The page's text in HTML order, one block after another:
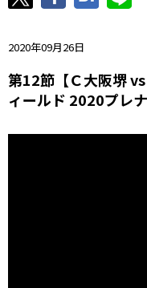
2020年09月26日
第12節【Ｃ大阪堺
ィールド 2020プレ